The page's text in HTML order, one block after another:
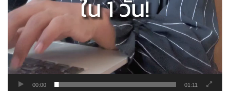
00:00 01:11